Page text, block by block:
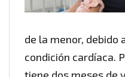
de la menor, debido
condición cardíaca.